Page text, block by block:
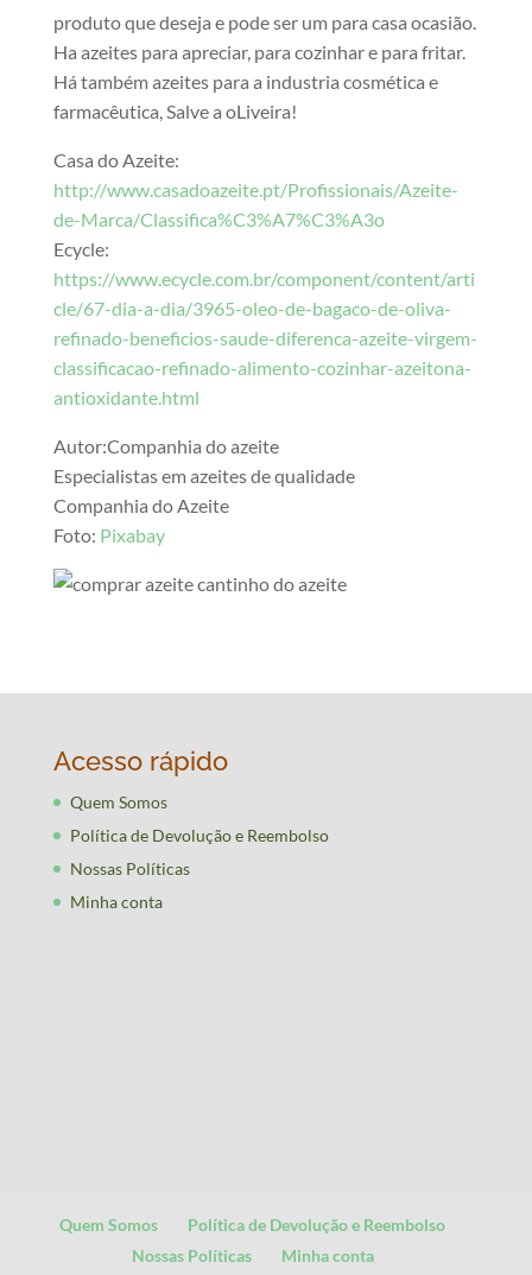
produto que deseja e pode ser um para casa ocasião.
Ha azeites para apreciar, para cozinhar e para fritar.
Há também azeites para a industria cosmética e
farmacêutica, Salve a oLiveira!
Casa do Azeite:
http://www.casadoazeite.pt/Profissionais/Azeite-
de-Marca/Classifica%C3%A7%C3%A3o
Ecycle:
https://www.ecycle.com.br/component/content/arti
cle/67-dia-a-dia/3965-oleo-de-bagaco-de-oliva-
refinado-beneficios-saude-diferenca-azeite-virgem-
classificacao-refinado-alimento-cozinhar-azeitona-
antioxidante.html
Autor:Companhia do azeite
Especialistas em azeites de qualidade
Companhia do Azeite
Foto: Pixabay
Acesso rápido
Quem Somos
Política de Devolução e Reembolso
Nossas Políticas
Minha conta
Quem Somos
Política de Devolução e Reembolso
Nossas Políticas
Minha conta